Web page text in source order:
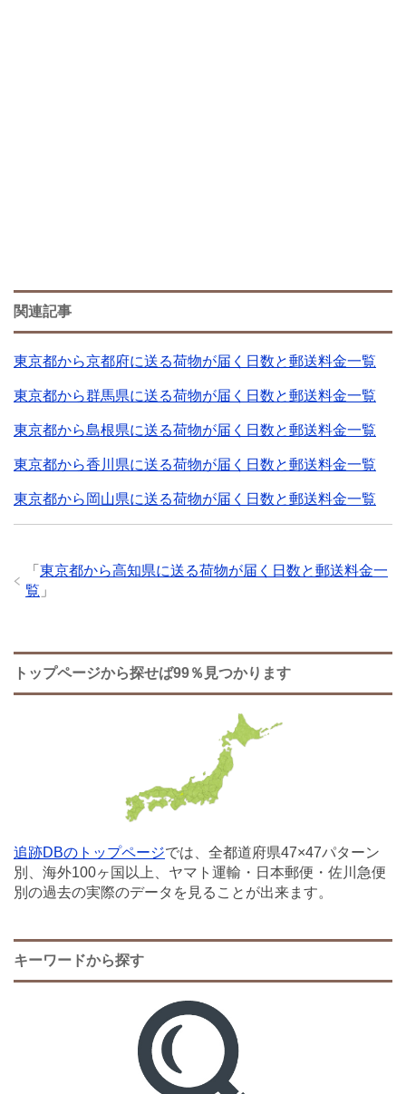
関連記事
東京都から京都府に送る荷物が届く日数と郵送料金一覧
東京都から群馬県に送る荷物が届く日数と郵送料金一覧
東京都から島根県に送る荷物が届く日数と郵送料金一覧
東京都から香川県に送る荷物が届く日数と郵送料金一覧
東京都から岡山県に送る荷物が届く日数と郵送料金一覧
「 東京都から高知県に送る荷物が届く日数と郵送料金一
覧 」
トップページから探せば99％見つかります
追跡DBのトップページでは、全都道府県47×47パターン
別、海外100ヶ国以上、ヤマト運輸・日本郵便・佐川急便
別の過去の実際のデータを見ることが出来ます。
キーワードから探す